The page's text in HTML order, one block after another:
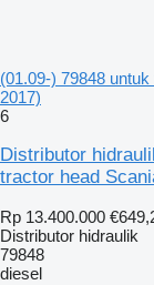
(01.09-) 79848
2017)
6
Distributor
tractor head
Rp 13.400.000
Distributor hidraulik
79848
diesel